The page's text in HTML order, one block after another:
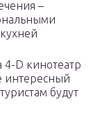
–
4-D кинотеатр
интересный
будут